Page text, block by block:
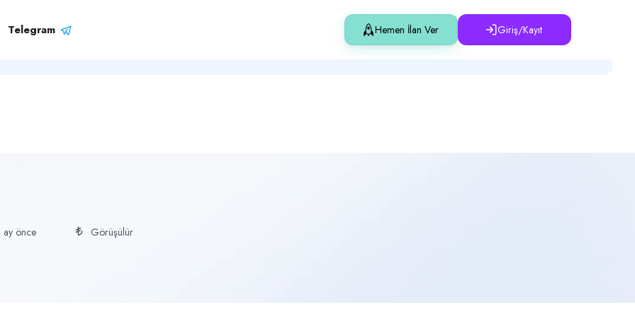
Telegram Hemen İlan Ver Giriş/Kayıt
ay önce Görüşülür